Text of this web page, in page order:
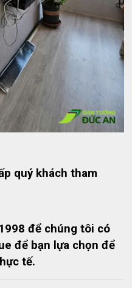
quý khách tham
để chúng tôi có
để bạn lựa chọn để
tế.